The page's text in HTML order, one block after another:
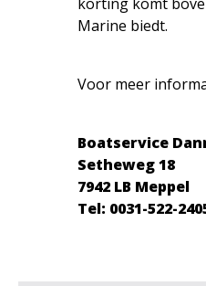
Marine biedt.
Voor meer
Boatservice
Setheweg 18
7942 LB Meppel
Tel: 0031-522-